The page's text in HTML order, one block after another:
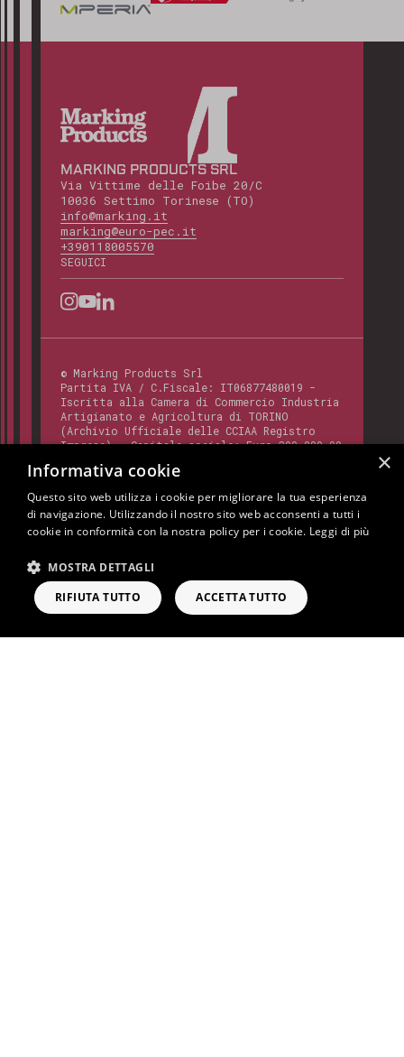
MARKING PRODUCTS SRL
Via Vittime delle Foibe 20/C
10036 Settimo Torinese (TO)
info@marking.it
marking@euro-pec.it
+390118005570
SEGUICI
© Marking Products Srl
Partita IVA / C.Fiscale: IT06877480019 -
Iscritta alla Camera di Commercio Industria
Artigianato e Agricoltura di TORINO
(Archivio Ufficiale delle CCIAA Registro
Imprese) - Capitale sociale: Euro 300.000,00
Questo sito è protetto da Google reCAPTCHA
Privacy Policy Note Legali
RICHIEDI INFORMAZIONI
×
Informativa cookie
Questo sito web utilizza i cookie per migliorare la tua esperienza
di navigazione. Utilizzando il nostro sito web acconsenti a tutti i
cookie in conformità con la nostra policy per i cookie. Leggi di più
ACCETTA TUTTO
RIFIUTA TUTTO
MOSTRA DETTAGLI